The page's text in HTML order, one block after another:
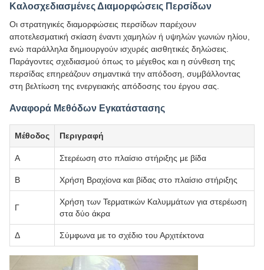
Καλοσχεδιασμένες Διαμορφώσεις Περσίδων
Οι στρατηγικές διαμορφώσεις περσίδων παρέχουν
αποτελεσματική σκίαση έναντι χαμηλών ή υψηλών γωνιών ηλίου,
ενώ παράλληλα δημιουργούν ισχυρές αισθητικές δηλώσεις.
Παράγοντες σχεδιασμού όπως το μέγεθος και η σύνθεση της
περσίδας επηρεάζουν σημαντικά την απόδοση, συμβάλλοντας
στη βελτίωση της ενεργειακής απόδοσης του έργου σας.
Αναφορά Μεθόδων Εγκατάστασης
Μέθοδος Περιγραφή
Α Στερέωση στο πλαίσιο στήριξης με βίδα
Β Χρήση Βραχίονα και βίδας στο πλαίσιο στήριξης
Γ
Χρήση των Τερματικών Καλυμμάτων για στερέωση
στα δύο άκρα
Δ Σύμφωνα με το σχέδιο του Αρχιτέκτονα